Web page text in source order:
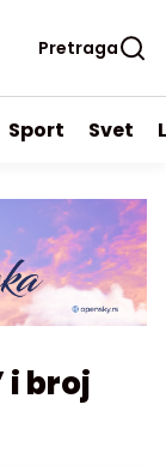
Pretraga
Sport Svet
i broj